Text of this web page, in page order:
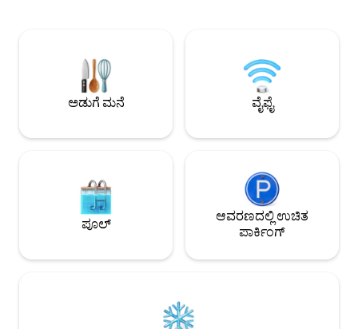
ಪಕ್ಕದಲ್ಲಿರುವ ರೆಸ್ಟೋರೆಂಟ್, (ಥಾಯ್ ಮಸಾಜ್)
ಮಸಾಜ್ ಅಂಗಡಿ. ಅಪಾರ್ಟ್‌ಮೆಂಟ್ ಜಿಮ್, ಇನ್ಫಿನಿಟಿ
ಪೂಲ್, ಮಕ್ಕಳ ಪೆವಿಲಿಯನ್, ಮಕ್ಕಳ ವಾಟರ್ ಪಾರ್ಕ್,
ರೆಸ್ಟೋರೆಂಟ್, ಥಾಯ್ ಮಸಾಜ್, ಸ್ಟಾರ್‌ಬಕ್ಸ್ ಕೆಫೆ,
ನೀರಿನ ವ್ಯವಸ್ಥೆಯು 6 ಈಜುಕೊಳಗಳಿಂದ
ಅಥವಾ ಮಕ್ಕಳೊಂದಿಗೆ ಕುಟುಂಬ ರಜಾದಿನವನ್ನು
ಆನಂದಿಸುತ್ತಿರಲಿ, ಈ ಅಪಾರ್ಟ್‌ಮೆಂಟ್ ನಿಮಗೆ
ಸೂಕ್ತವಾಗಿದೆ.ಅಲ್ಲದೆ, ಗೆಸ್ಟ್ ಆಗಿ, ನಿಮ್ಮ ವಾಸ್ತವ್ಯವು
ಸಾಧ್ಯವಾದಷ್ಟು ಆಹ್ಲಾದಕರ ಮತ್ತು ಸ್ಮರಣೀಯವಾಗಿದೆ
ಸೌಲಭ್ಯಗಳಿಗೆ ಪ್ರವೇಶವನ್ನು ಹೊಂದಿರುತ್ತೀರಿ.ಈಗಲೇ
ಪಡೆಯುವುದನ್ನು ನಾವು
ಇದರಿಂದ ಸ್ಥಳೀಯ
ಪ್ರದೇಶದ
ಸುಲಭವಾಗುತ್ತದೆ.
ಅಡುಗೆ ಮನೆ ವೈಫೈ
ಪೂಲ್
ಆವರಣದಲ್ಲಿ ಉಚಿತ
ಪಾರ್ಕಿಂಗ್